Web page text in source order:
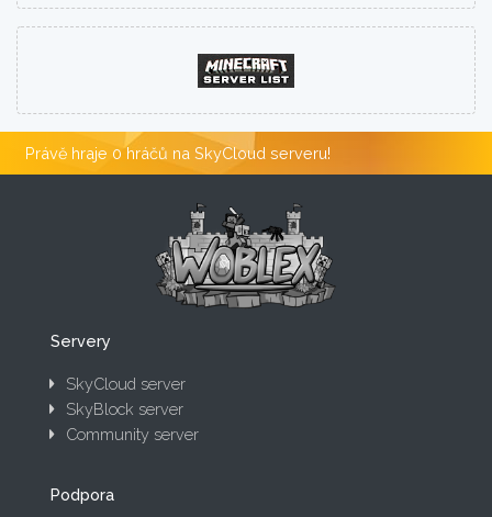
Právě hraje 0 hráčů na SkyCloud serveru!
Servery
SkyCloud server
SkyBlock server
Community server
Podpora